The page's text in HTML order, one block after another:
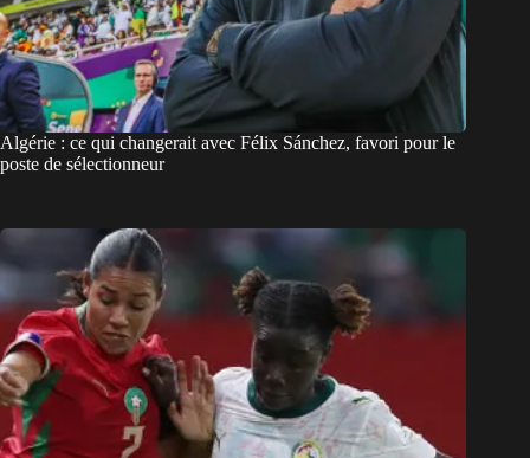
Algérie : ce qui changerait avec Félix Sánchez, favori pour le
poste de sélectionneur